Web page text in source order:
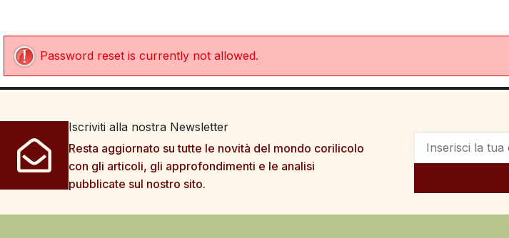
Password reset is currently not allowed.
Iscriviti alla nostra Newsletter
Resta aggiornato su tutte le novità del mondo corilicolo
con gli articoli, gli approfondimenti e le analisi
pubblicate sul nostro sito.